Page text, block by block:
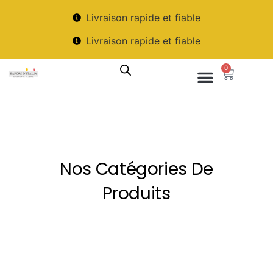
Livraison rapide et fiable
Livraison rapide et fiable
0
Nos Catégories De
Produits